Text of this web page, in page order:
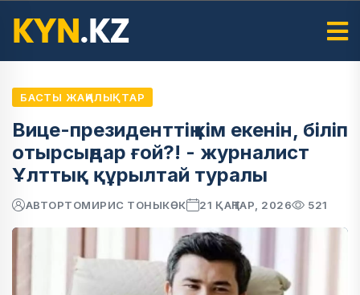
БАСТЫ ЖАҢАЛЫҚТАР
Вице-президенттің кім екенін, біліп
отырсыңдар ғой?! - журналист
Ұлттық құрылтай туралы
АВТОРТОМИРИС ТОНЫКӨК 21 ҚАҢТАР, 2026 521